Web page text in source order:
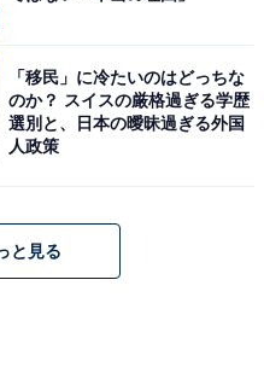
「移民」に冷たいのはどっちな
のか？ スイスの厳格過ぎる学歴
選別と、日本の曖昧過ぎる外国
人政策
と見る